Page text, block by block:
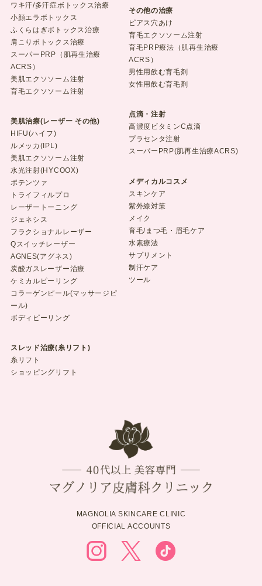
ワキ汗/多汗症ボトックス治療
小顔エラボトックス
ふくらはぎボトックス治療
肩こりボトックス治療
スーパーPRP（肌再生治療
ACRS）
美肌エクソソーム注射
育毛エクソソーム注射
美肌治療(レーザー その他)
HIFU(ハイフ)
ルメッカ(IPL)
美肌エクソソーム注射
水光注射(HYCOOX)
ポテンツァ
トライフィルプロ
レーザートーニング
ジェネシス
フラクショナルレーザー
Qスイッチレーザー
AGNES(アグネス)
炭酸ガスレーザー治療
ケミカルピーリング
コラーゲンピール(マッサージピ
ール)
ボディピーリング
スレッド治療(糸リフト)
糸リフト
ショッピングリフト
その他の治療
ピアス穴あけ
育毛エクソソーム注射
育毛PRP療法（肌再生治療
ACRS）
男性用飲む育毛剤
女性用飲む育毛剤
点滴・注射
高濃度ビタミンC点滴
プラセンタ注射
スーパーPRP(肌再生治療ACRS)
メディカルコスメ
スキンケア
紫外線対策
メイク
育毛/まつ毛・眉毛ケア
水素療法
サプリメント
制汗ケア
ツール
MAGNOLIA SKINCARE CLINIC
OFFICIAL ACCOUNTS